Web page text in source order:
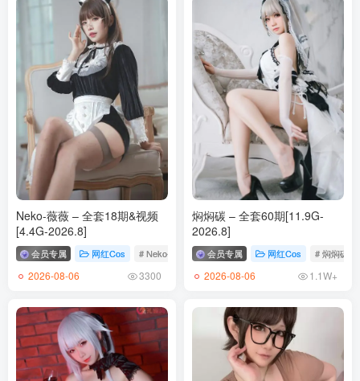
Neko-薇薇 – 全套18期&视频
[4.4G-2026.8]
会员专属 网红Cos # Neko-薇薇
2026-08-06 3300
焖焖碳 – 全套60期[11.9G-
2026.8]
会员专属 网红Cos # 焖焖碳
2026-08-06 1.1W+